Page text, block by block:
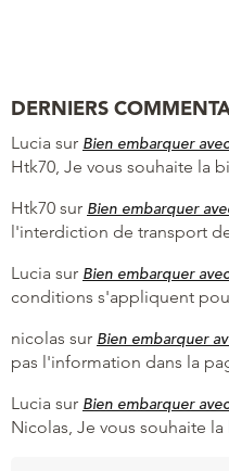
DERNIERS
Lucia sur Bien embarquer
Htk70, Je vous souhaite la
Htk70 sur Bien embarquer
l'interdiction de transport
Lucia sur Bien embarquer
conditions s'appliquent
nicolas sur Bien embarquer
pas l'information dans la
Lucia sur Bien embarquer
Nicolas, Je vous souhaite